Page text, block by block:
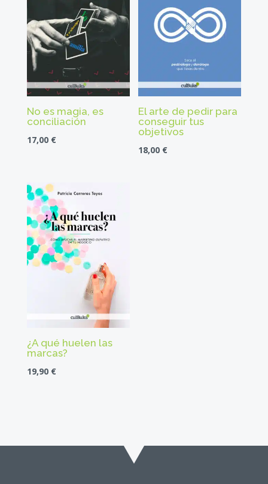
No es magia, es
conciliación
17,00 €
El arte de pedir para
conseguir tus
objetivos
18,00 €
¿A qué huelen las
marcas?
19,90 €